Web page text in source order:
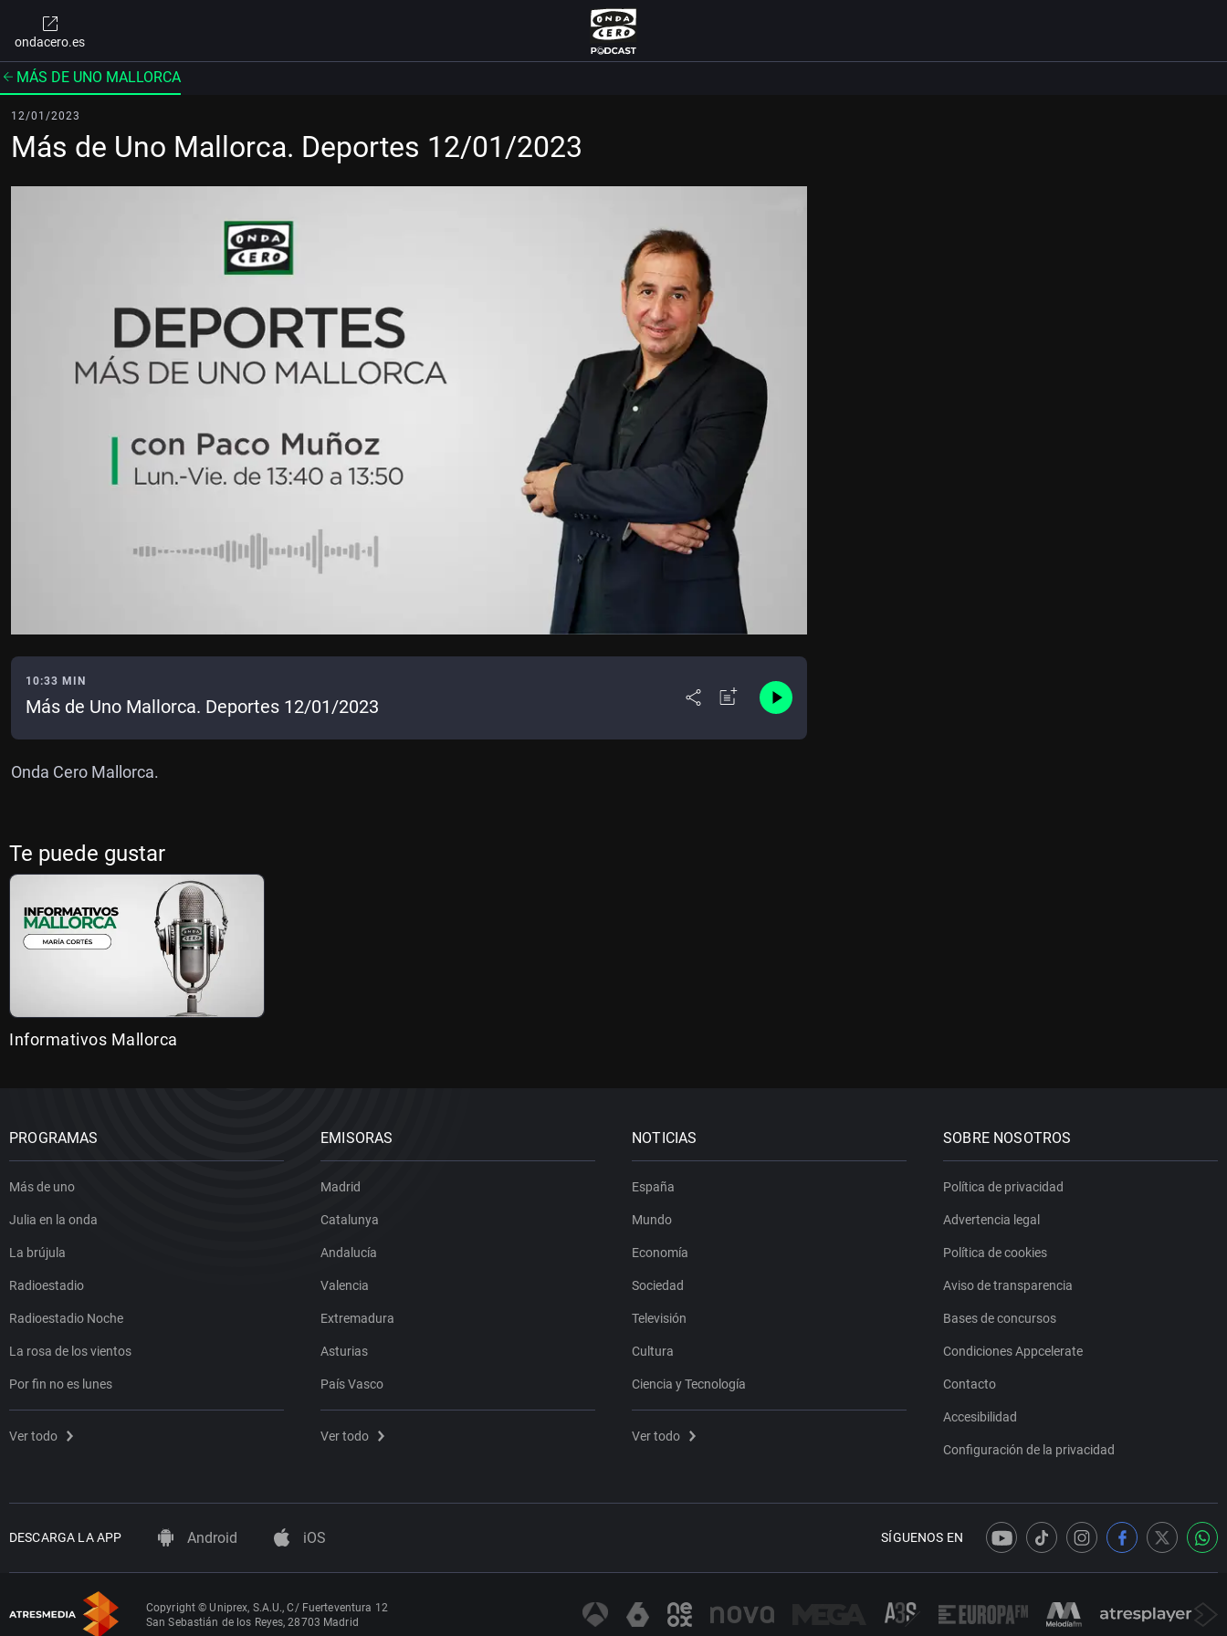
ondacero.es
MÁS DE UNO MALLORCA
12/01/2023
Más de Uno Mallorca. Deportes 12/01/2023
10:33 MIN
Más de Uno Mallorca. Deportes 12/01/2023
Onda Cero Mallorca.
Te puede gustar
Informativos Mallorca
PROGRAMAS
Más de uno
Julia en la onda
La brújula
Radioestadio
Radioestadio Noche
La rosa de los vientos
Por fin no es lunes
Ver todo
EMISORAS
Madrid
Catalunya
Andalucía
Valencia
Extremadura
Asturias
País Vasco
Ver todo
NOTICIAS
España
Mundo
Economía
Sociedad
Televisión
Cultura
Ciencia y Tecnología
Ver todo
SOBRE NOSOTROS
Política de privacidad
Advertencia legal
Política de cookies
Aviso de transparencia
Bases de concursos
Condiciones Appcelerate
Contacto
Accesibilidad
Configuración de la privacidad
DESCARGA LA APP Android iOS SÍGUENOS EN
Copyright © Uniprex, S.A.U., C/ Fuerteventura 12
San Sebastián de los Reyes, 28703 Madrid